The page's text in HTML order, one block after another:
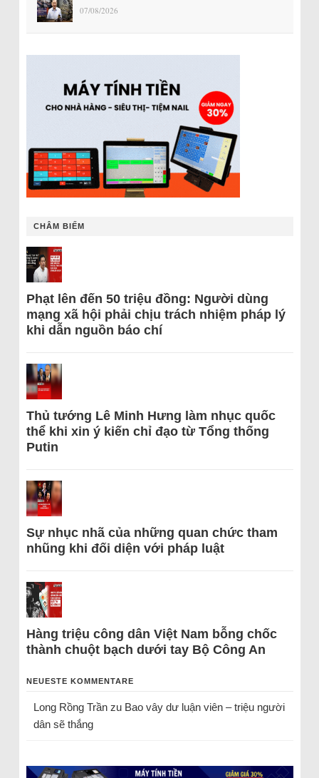
07/08/2026
CHÂM BIẾM
Phạt lên đến 50 triệu đồng: Người dùng
mạng xã hội phải chịu trách nhiệm pháp lý
khi dẫn nguồn báo chí
Thủ tướng Lê Minh Hưng làm nhục quốc
thể khi xin ý kiến chỉ đạo từ Tổng thống
Putin
Sự nhục nhã của những quan chức tham
nhũng khi đối diện với pháp luật
Hàng triệu công dân Việt Nam bỗng chốc
thành chuột bạch dưới tay Bộ Công An
NEUESTE KOMMENTARE
Long Rồng Trầnzu Bao vây dư luận viên – triệu người
dân sẽ thắng